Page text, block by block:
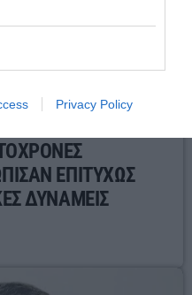
Privacy Policy
ΕΠΙΤΥΧΩΣ
ΔΥΝΑΜΕΙΣ